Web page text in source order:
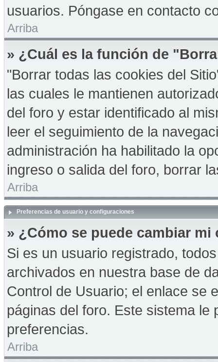
usuarios. Póngase en contacto
Arriba
» ¿Cuál es la función de
"Borrar todas las cookies del
las cuales le mantienen
del foro y estar identificado al
leer el seguimiento de la
administración ha habilitado la
ingreso o salida del foro, borrar
Arriba
Preferencias de usuario y configuraciones
» ¿Cómo se puede cambiar
Si es un usuario registrado,
archivados en nuestra base de
Control de Usuario; el enlace se
páginas del foro. Este sistema
preferencias.
Arriba